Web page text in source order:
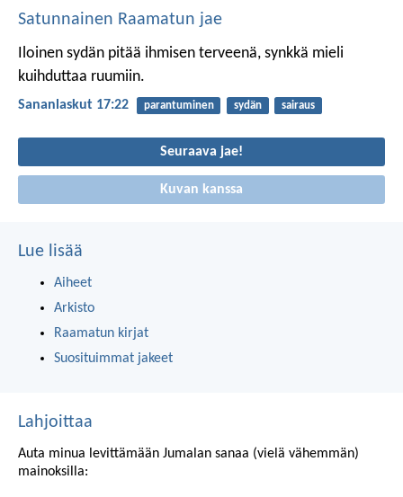
Satunnainen Raamatun jae
Iloinen sydän pitää ihmisen terveenä, synkkä mieli
kuihduttaa ruumiin.
Sananlaskut 17:22 parantuminen sydän sairaus
Seuraava jae!
Kuvan kanssa
Lue lisää
Aiheet
Arkisto
Raamatun kirjat
Suosituimmat jakeet
Lahjoittaa
Auta minua levittämään Jumalan sanaa (vielä vähemmän)
mainoksilla: